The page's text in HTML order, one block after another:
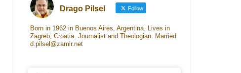
Drago Pilsel Follow
Born in 1962 in Buenos Aires, Argentina. Lives in
Zagreb, Croatia. Journalist and Theologian. Married.
d.pilsel@zamir.net